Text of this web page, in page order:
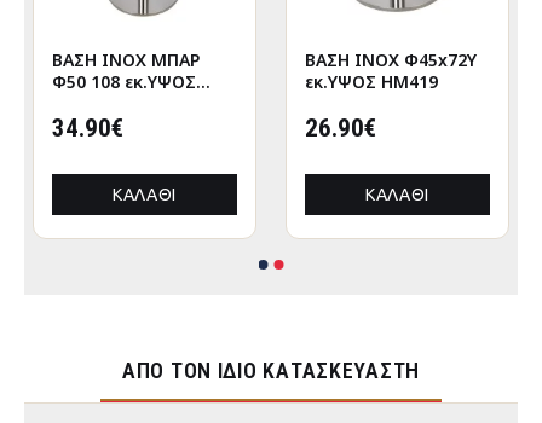
ΒΑΣΗ INOX ΜΠΑΡ
Φ50 108 εκ.ΥΨΟΣ
34.90€
ΚΑΛΆΘΙ
ΒΑΣΗ INOX Φ45x72Υ
εκ.ΥΨΟΣ HM419
26.90€
ΚΑΛΆΘΙ
ΑΠΌ ΤΟΝ ΊΔΙΟ ΚΑΤΑΣΚΕΥΑΣΤΉ